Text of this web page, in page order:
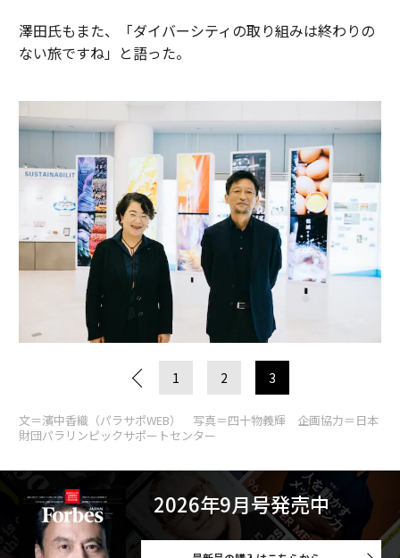
澤田氏もまた、「ダイバーシティの取り組みは終わりの
ない旅ですね」と語った。
1 2 3
文＝濱中香織（パラサポWEB） 写真＝四十物義輝 企画協力＝日本
財団パラリンピックサポートセンター
2026年9月号発売中